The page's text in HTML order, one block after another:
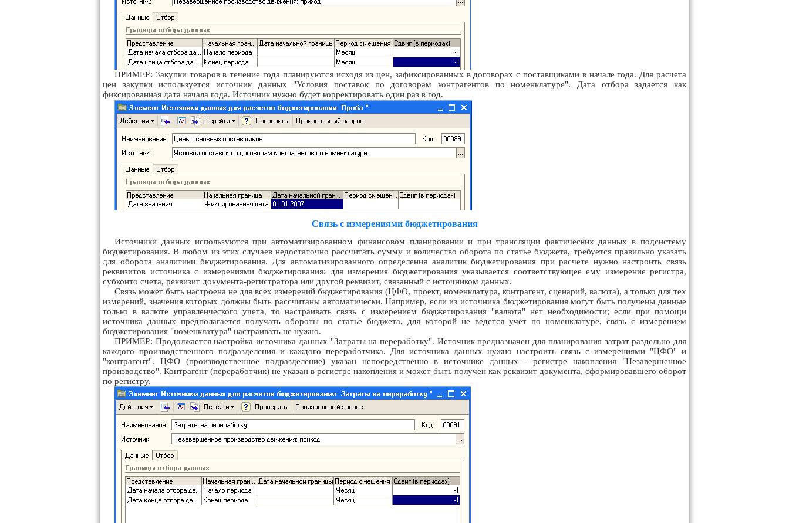
ПРИМЕР: Закупки товаров в течение года планируются исходя из цен, зафиксированных в договорах с поставщиками в начале года. Для расчета
цен закупки используется источник данных "Условия поставок по договорам контрагентов по номенклатуре". Дата отбора задается как
фиксированная дата начала года. Источник нужно будет корректировать один раз в год.
Связь с измерениями бюджетирования
Источники данных используются при автоматизированном финансовом планировании и при трансляции фактических данных в подсистему
бюджетирования. В любом из этих случаев недостаточно рассчитать сумму и количество оборота по статье бюджета, требуется правильно указать
для оборота аналитики бюджетирования. Для автоматизированного определения аналитик бюджетирования при расчете нужно настроить связь
реквизитов источника с измерениями бюджетирования: для измерения бюджетирования указывается соответствующее ему измерение регистра,
субконто счета, реквизит документа-регистратора или другой реквизит, связанный с источником данных.
Связь может быть настроена не для всех измерений бюджетирования (ЦФО, проект, номенклатура, контрагент, сценарий, валюта), а только для тех
измерений, значения которых должны быть рассчитаны автоматически. Например, если из источника бюджетирования могут быть получены данные
только в валюте управленческого учета, то настраивать связь с измерением бюджетирования "валюта" нет необходимости; если при помощи
источника данных предполагается получать обороты по статье бюджета, для которой не ведется учет по номенклатуре, связь с измерением
бюджетирования "номенклатура" настраивать не нужно.
ПРИМЕР: Продолжается настройка источника данных "Затраты на переработку". Источник предназначен для планирования затрат раздельно для
каждого производственного подразделения и каждого переработчика. Для источника данных нужно настроить связь с измерениями "ЦФО" и
"контрагент". ЦФО (производственное подразделение) указан непосредственно в источнике данных - регистре накопления "Незавершенное
производство". Контрагент (переработчик) не указан в регистре накопления и может быть получен как реквизит документа, сформировавшего оборот
по регистру.